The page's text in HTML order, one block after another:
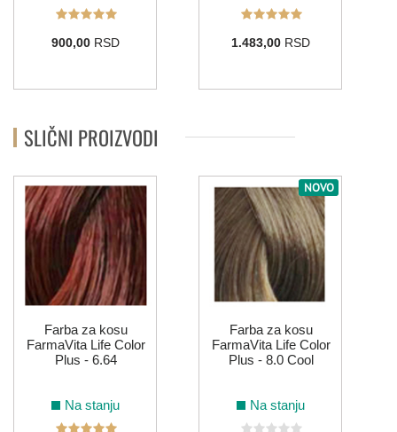
10.21 Pink 9.72/9.82 10.72/10.82
LIFE COLOR BOOSTERS
0.66 Green Yellow Blue Violet
900,00RSD 1.483,00RSD
SLIČNI PROIZVODI
Farba za kosu
FarmaVita Life Color
Plus - 6.64
Na stanju
NOVO
Farba za kosu
FarmaVita Life Color
Plus - 8.0 Cool
Na stanju